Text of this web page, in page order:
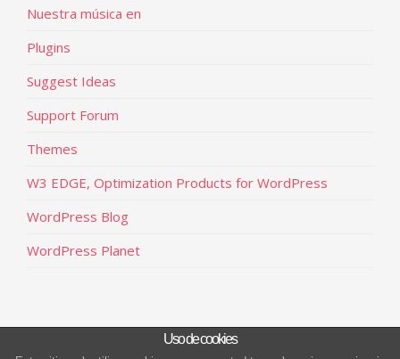
Nuestra música en
Plugins
Suggest Ideas
Support Forum
Themes
W3 EDGE, Optimization Products for WordPress
WordPress Blog
WordPress Planet
Uso de cookies